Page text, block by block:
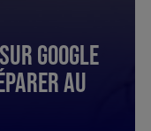
Google
Au